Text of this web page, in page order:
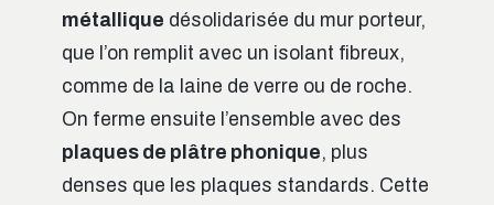
métallique désolidarisée du mur porteur,
que l’on remplit avec un isolant fibreux,
comme de la laine de verre ou de roche.
On ferme ensuite l’ensemble avec des
plaques de plâtre phonique, plus
denses que les plaques standards. Cette